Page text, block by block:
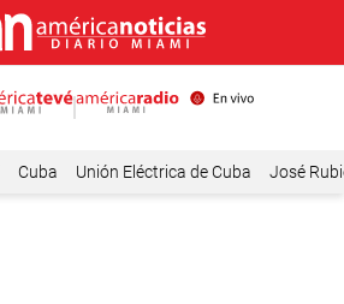
Cuba Unión Eléctrica de Cuba José